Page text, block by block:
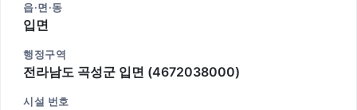
읍·면·동
입면
행정구역
전라남도 곡성군 입면 (4672038000)
시설 번호